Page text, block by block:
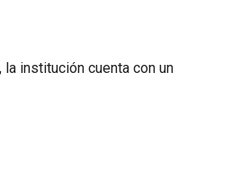
institución cuenta con un